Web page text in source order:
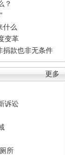
？
什么
变革
捐款也非无条件
更多
诉讼
所